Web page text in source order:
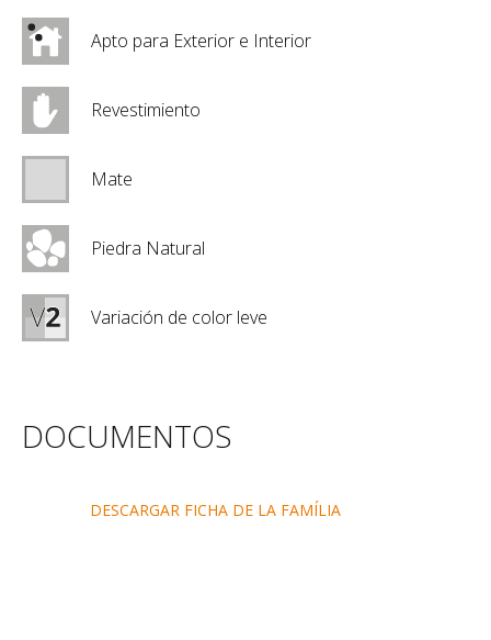
Apto para Exterior e Interior
Revestimiento
Mate
Piedra Natural
Variación de color leve
DOCUMENTOS
DESCARGAR FICHA DE LA FAMÍLIA